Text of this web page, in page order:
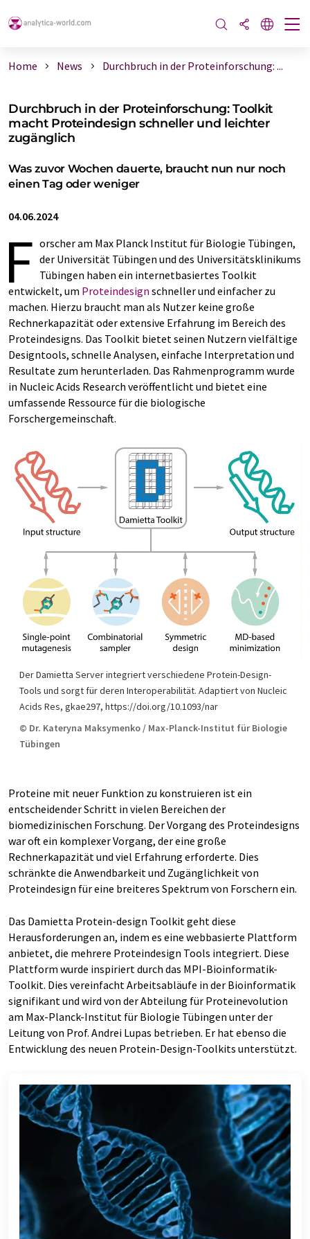
Home News Durchbruch in der Proteinforschung: ...
Durchbruch in der Proteinforschung: Toolkit
macht Proteindesign schneller und leichter
zugänglich
Was zuvor Wochen dauerte, braucht nun nur noch
einen Tag oder weniger
04.06.2024
F orscher am Max Planck Institut für Biologie Tübingen,
der Universität Tübingen und des Universitätsklinikums
Tübingen haben ein internetbasiertes Toolkit
entwickelt, um Proteindesign schneller und einfacher zu
machen. Hierzu braucht man als Nutzer keine große
Rechnerkapazität oder extensive Erfahrung im Bereich des
Proteindesigns. Das Toolkit bietet seinen Nutzern vielfältige
Designtools, schnelle Analysen, einfache Interpretation und
Resultate zum herunterladen. Das Rahmenprogramm wurde
in Nucleic Acids Research veröffentlicht und bietet eine
umfassende Ressource für die biologische
Forschergemeinschaft.
Der Damietta Server integriert verschiedene Protein-Design-
Tools und sorgt für deren Interoperabilität. Adaptiert von Nucleic
Acids Res, gkae297, https://doi.org/10.1093/nar
© Dr. Kateryna Maksymenko / Max-Planck-Institut für Biologie
Tübingen
Proteine mit neuer Funktion zu konstruieren ist ein
entscheidender Schritt in vielen Bereichen der
biomedizinischen Forschung. Der Vorgang des Proteindesigns
war oft ein komplexer Vorgang, der eine große
Rechnerkapazität und viel Erfahrung erforderte. Dies
schränkte die Anwendbarkeit und Zugänglichkeit von
Proteindesign für eine breiteres Spektrum von Forschern ein.
Das Damietta Protein-design Toolkit geht diese
Herausforderungen an, indem es eine webbasierte Plattform
anbietet, die mehrere Proteindesign Tools integriert. Diese
Plattform wurde inspiriert durch das MPI-Bioinformatik-
Toolkit. Dies vereinfacht Arbeitsabläufe in der Bioinformatik
signifikant und wird von der Abteilung für Proteinevolution
am Max-Planck-Institut für Biologie Tübingen unter der
Leitung von Prof. Andrei Lupas betrieben. Er hat ebenso die
Entwicklung des neuen Protein-Design-Toolkits unterstützt.